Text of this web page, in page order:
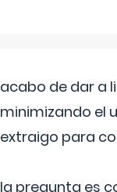
acabo de dar a
minimizando el
extraigo para
la pregunta es